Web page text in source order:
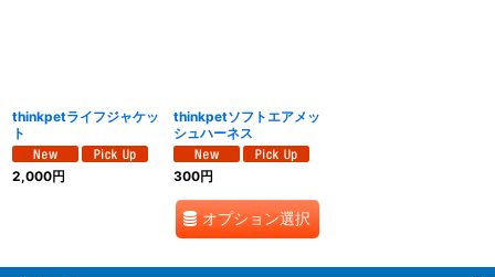
絞り込む
thinkpetライフジャケッ
ト
2,000円
thinkpetソフトエアメッ
シュハーネス
300円
オプション選択